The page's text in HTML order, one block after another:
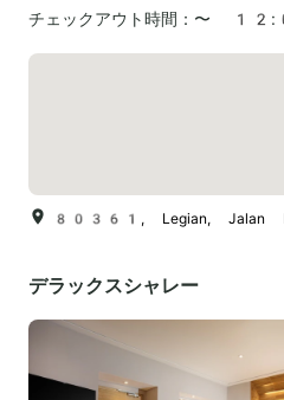
チェックアウト時間： 〜
80361, Legian, Jalan
デラックスシャレー